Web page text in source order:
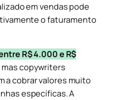
em vendas pode
o faturamento
R$ 4.000 e R$
mas copywriters
a cobrar valores muito
específicas. A